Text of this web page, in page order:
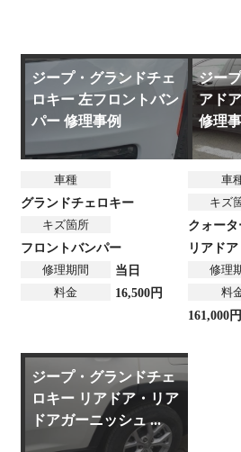
ジープ・グランドチェ
ロキー 左フロントバン
パー 修理事例
車種
グランドチェロキー
キズ箇所
フロントバンパー
修理期間
当日
料金
16,500円
ジー
アド
修理
車
キズ
クォー
リアドア
修理
料
161,000
ジープ・グランドチェ
ロキー リアドア・リア
ドアガーニッシュ ...